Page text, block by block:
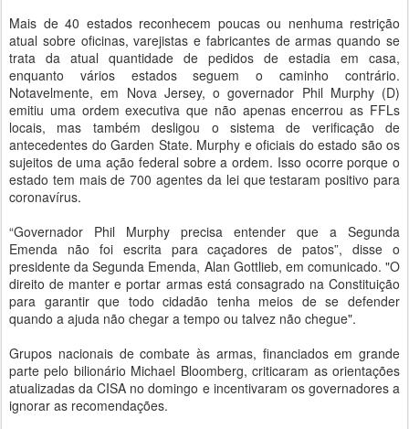
Mais de 40 estados reconhecem poucas ou nenhuma restrição
atual sobre oficinas, varejistas e fabricantes de armas quando se
trata da atual quantidade de pedidos de estadia em casa,
enquanto vários estados seguem o caminho contrário.
Notavelmente, em Nova Jersey, o governador Phil Murphy (D)
emitiu uma ordem executiva que não apenas encerrou as FFLs
locais, mas também desligou o sistema de verificação de
antecedentes do Garden State. Murphy e oficiais do estado são os
sujeitos de uma ação federal sobre a ordem. Isso ocorre porque o
estado tem mais de 700 agentes da lei que testaram positivo para
coronavírus.
“Governador Phil Murphy precisa entender que a Segunda
Emenda não foi escrita para caçadores de patos”, disse o
presidente da Segunda Emenda, Alan Gottlieb, em comunicado. "O
direito de manter e portar armas está consagrado na Constituição
para garantir que todo cidadão tenha meios de se defender
quando a ajuda não chegar a tempo ou talvez não chegue".
Grupos nacionais de combate às armas, financiados em grande
parte pelo bilionário Michael Bloomberg, criticaram as orientações
atualizadas da CISA no domingo e incentivaram os governadores a
ignorar as recomendações.